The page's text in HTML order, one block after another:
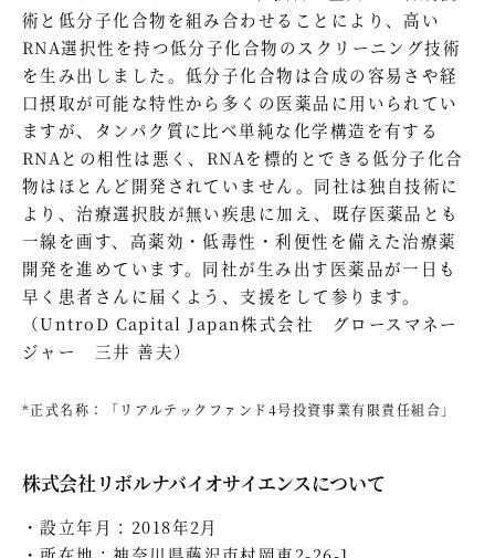
術と低分子化合物を組み合わせることにより、高い
RNA選択性を持つ低分子化合物のスクリーニング技術
を生み出しました。低分子化合物は合成の容易さや経
口摂取が可能な特性から多くの医薬品に用いられてい
ますが、タンパク質に比べ単純な化学構造を有する
RNAとの相性は悪く、RNAを標的とできる低分子化合
物はほとんど開発されていません。同社は独自技術に
より、治療選択肢が無い疾患に加え、既存医薬品とも
一線を画す、高薬効・低毒性・利便性を備えた治療薬
開発を進めています。同社が生み出す医薬品が一日も
早く患者さんに届くよう、支援をして参ります。
（UntroD Capital Japan株式会社 グロースマネー
ジャー 三井 善夫）
*正式名称：「リアルテックファンド4号投資事業有限責任組合」
株式会社リボルナバイオサイエンスについて
設立年月：2018年2月